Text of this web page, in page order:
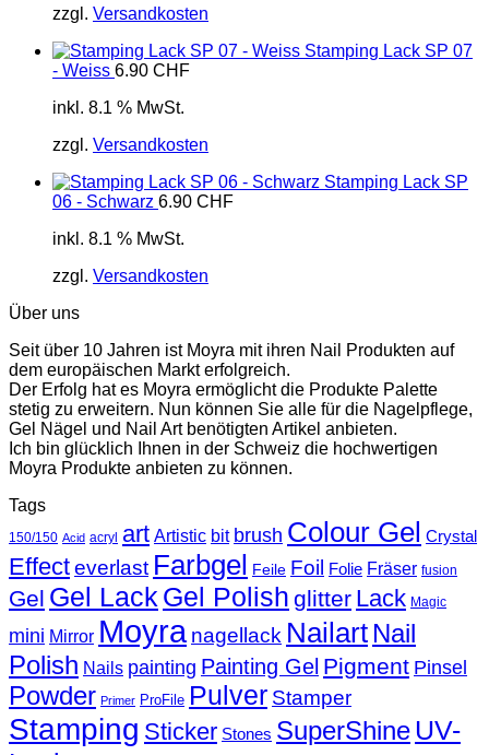
zzgl. Versandkosten
Stamping Lack SP 07
- Weiss 6.90 CHF
inkl. 8.1 % MwSt.
zzgl. Versandkosten
Stamping Lack SP
06 - Schwarz 6.90 CHF
inkl. 8.1 % MwSt.
zzgl. Versandkosten
Über uns
Seit über 10 Jahren ist Moyra mit ihren Nail Produkten auf
dem europäischen Markt erfolgreich.
Der Erfolg hat es Moyra ermöglicht die Produkte Palette
stetig zu erweitern. Nun können Sie alle für die Nagelpflege,
Gel Nägel und Nail Art benötigten Artikel anbieten.
Ich bin glücklich Ihnen in der Schweiz die hochwertigen
Moyra Produkte anbieten zu können.
Tags
150/150 Acid acryl art Artistic bit brush Colour Gel Crystal
Effecteverlast Farbgel Feile Foil Folie Fräser fusion
Gel Gel Lack Gel Polish glitter Lack Magic
mini Mirror Moyra nagellack Nailart Nail
Polish Nails painting Painting Gel Pigment Pinsel
Powder Primer ProFile Pulver Stamper
Stamping Sticker Stones SuperShine UV-